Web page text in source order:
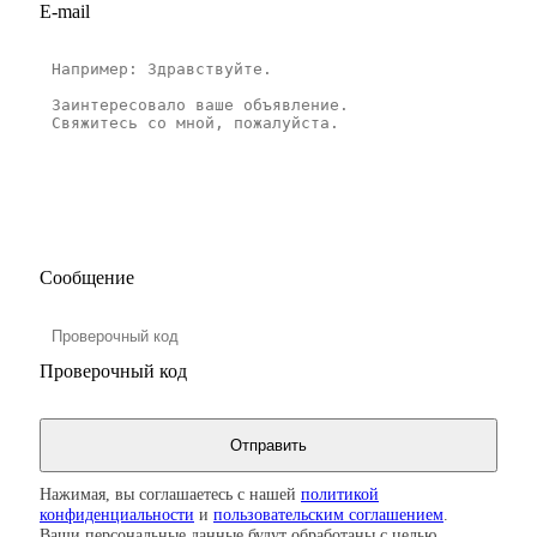
E-mail
Сообщение
Проверочный код
Нажимая, вы соглашаетесь с нашей политикой
конфиденциальности и пользовательским соглашением